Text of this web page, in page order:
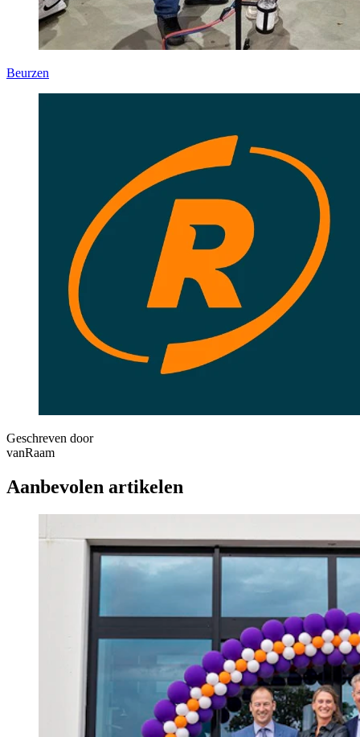
Beurzen
Geschreven door
vanRaam
Aanbevolen artikelen